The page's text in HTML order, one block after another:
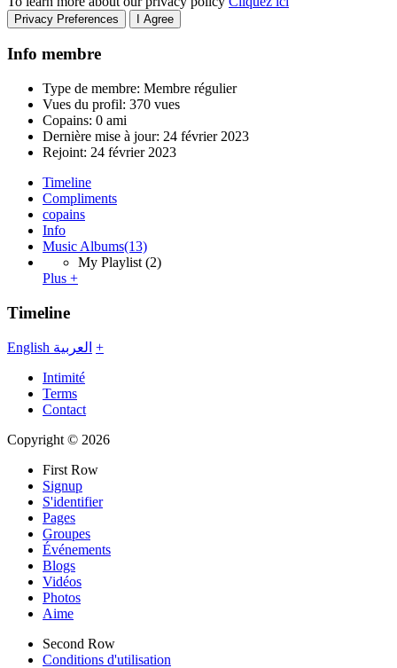
Privacy Preferences I Agree
Info membre
Type de membre: Membre régulier
Vues du profil: 370 vues
Copains: 0 ami
Dernière mise à jour: 24 février 2023
Rejoint: 24 février 2023
Timeline
Compliments
copains
Info
Music Albums(13)
My Playlist (2)
Plus +
Timeline
English العربية +
Intimité
Terms
Contact
Copyright © 2026
First Row
Signup
S'identifier
Pages
Groupes
Événements
Blogs
Vidéos
Photos
Aime
Second Row
Conditions d'utilisation